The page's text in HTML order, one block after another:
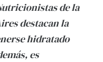
de la
destacan la
hidratado
es